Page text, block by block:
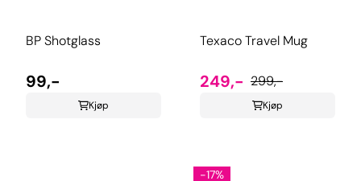
BP Shotglass
99,-
Kjøp
Texaco Travel Mug
249,- 299,-
Kjøp
-17%